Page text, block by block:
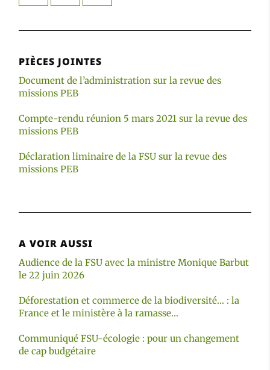
PIÈCES JOINTES
Document de l’administration sur la revue des
missions PEB
Compte-rendu réunion 5 mars 2021 sur la revue des
missions PEB
Déclaration liminaire de la FSU sur la revue des
missions PEB
A VOIR AUSSI
Audience de la FSU avec la ministre Monique Barbut
le 22 juin 2026
Déforestation et commerce de la biodiversité… : la
France et le ministère à la ramasse…
Communiqué FSU-écologie : pour un changement
de cap budgétaire